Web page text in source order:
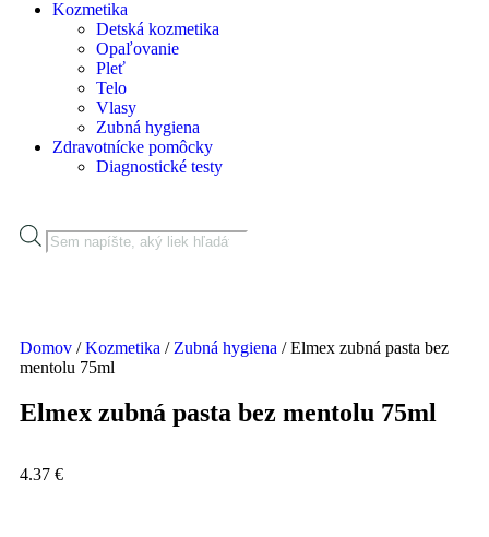
Kozmetika
Detská kozmetika
Opaľovanie
Pleť
Telo
Vlasy
Zubná hygiena
Zdravotnícke pomôcky
Diagnostické testy
Domov /Kozmetika / Zubná hygiena / Elmex zubná pasta bez
mentolu 75ml
Elmex zubná pasta bez mentolu 75ml
4.37 €